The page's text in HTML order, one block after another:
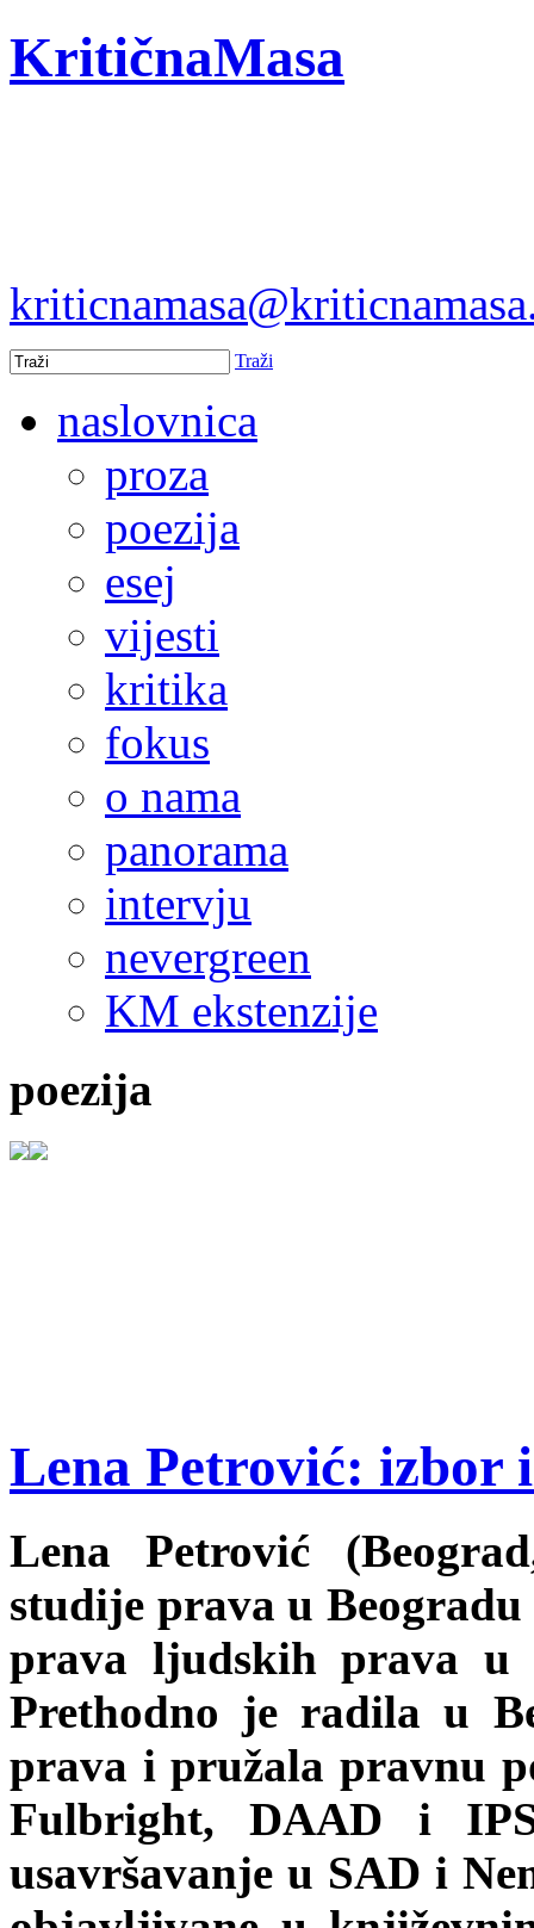
KritičnaMasa
Traži
naslovnica
proza
poezija
esej
vijesti
kritika
fokus
o nama
panorama
intervju
nevergreen
KM ekstenzije
poezija
Lena Petrović: izbor
Lena Petrović
studije prava u
prava ljudskih prava u
Prethodno je radila u
prava i pružala pravnu
Fulbright, DAAD i
usavršavanje u SAD i